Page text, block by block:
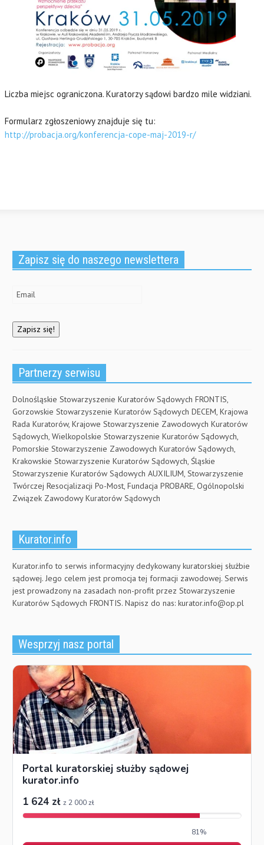
Liczba miejsc ograniczona. Kuratorzy sądowi bardzo mile widziani.
Formularz zgłoszeniowy znajduje się tu:
http://probacja.org/konferencja-cope-maj-2019-r/
Zapisz się do naszego newslettera
Partnerzy serwisu
Dolnośląskie Stowarzyszenie Kuratorów Sądowych FRONTIS,
Gorzowskie Stowarzyszenie Kuratorów Sądowych DECEM, Krajowa
Rada Kuratorów, Krajowe Stowarzyszenie Zawodowych Kuratorów
Sądowych, Wielkopolskie Stowarzyszenie Kuratorów Sądowych,
Pomorskie Stowarzyszenie Zawodowych Kuratorów Sądowych,
Krakowskie Stowarzyszenie Kuratorów Sądowych, Śląskie
Stowarzyszenie Kuratorów Sądowych AUXILIUM, Stowarzyszenie
Twórczej Resocjalizacji Po-Most, Fundacja PROBARE, Ogólnopolski
Związek Zawodowy Kuratorów Sądowych
Kurator.info
Kurator.info to serwis informacyjny dedykowany kuratorskiej służbie
sądowej. Jego celem jest promocja tej formacji zawodowej. Serwis
jest prowadzony na zasadach non-profit przez Stowarzyszenie
Kuratorów Sądowych FRONTIS. Napisz do nas: kurator.info@op.pl
Wesprzyj nasz portal